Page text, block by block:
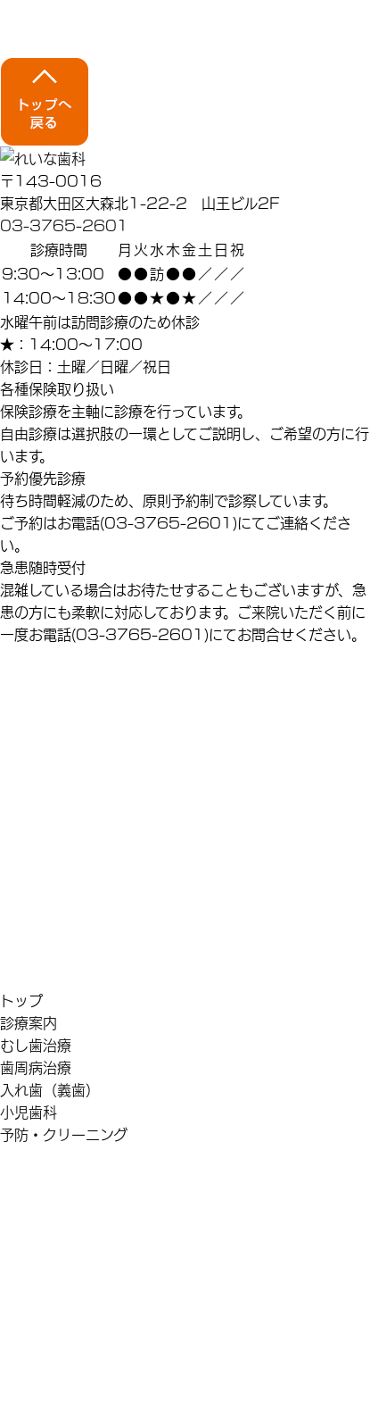
〒143-0016
東京都大田区大森北1-22-2 山王ビル2F
03-3765-2601
診療時間
月 火水木金土 日祝
9:30～13:00
●●訪●●／／／
14:00～18:30●●★●★／／／
水曜午前は訪問診療のため休診
★ ：14:00～17:00
休診日：土曜／日曜／祝日
各種保険取り扱い
保険診療を主軸に診療を行っています。
自由診療は選択肢の一環としてご説明し、ご希望の方に行
います。
予約優先診療
待ち時間軽減のため、原則予約制で診察しています。
ご予約はお電話(03-3765-2601)にてご連絡くださ
い。
急患随時受付
混雑している場合はお待たせすることもございますが、急
患の方にも柔軟に対応しております。ご来院いただく前に
一度お電話(03-3765-2601)にてお問合せください。
トップ
診療案内
むし歯治療
歯周病治療
入れ歯（義歯）
小児歯科
予防・クリーニング